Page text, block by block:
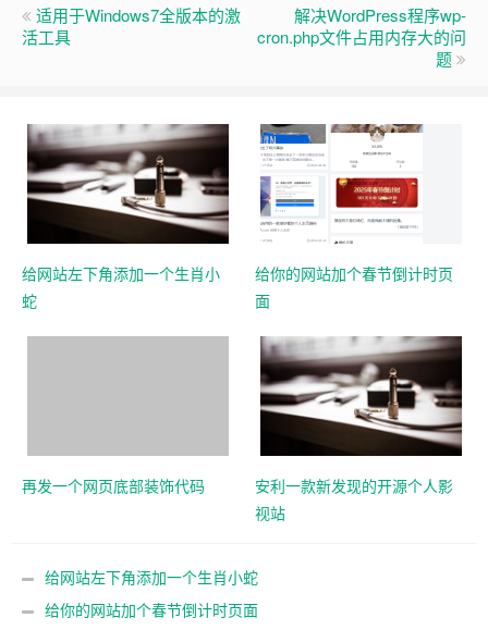
适用于Windows7全版本的激
活工具
解决WordPress程序wp-
cron.php文件占用内存大的问
题
给网站左下角添加一个生肖小
蛇
给你的网站加个春节倒计时页
面
再发一个网页底部装饰代码
安利一款新发现的开源个人影
视站
给网站左下角添加一个生肖小蛇
给你的网站加个春节倒计时页面